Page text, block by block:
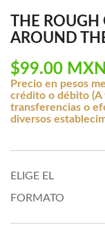
THE ROUGH
AROUND
$99.00 MXN
Precio en pesos
crédito o débito (A
transferencias o
diversos
ELIGE EL
FORMATO